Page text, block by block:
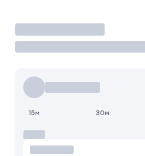
Торговать
15м 30м